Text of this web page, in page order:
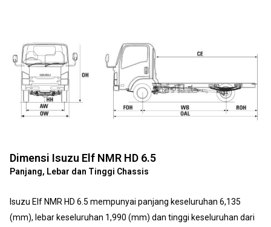
Dimensi Isuzu Elf NMR HD 6.5
Panjang, Lebar dan Tinggi Chassis
Isuzu Elf NMR HD 6.5 mempunyai panjang keseluruhan 6,135
(mm), lebar keseluruhan 1,990 (mm) dan tinggi keseluruhan dari